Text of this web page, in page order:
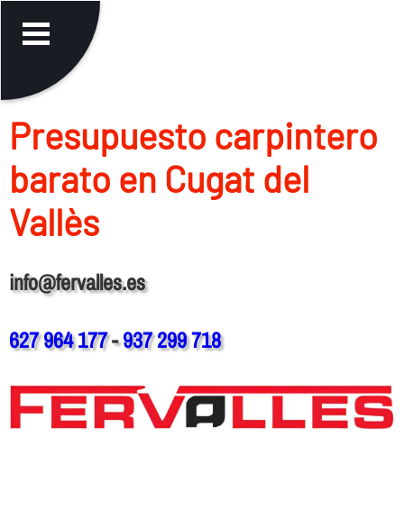
Presupuesto carpintero
barato en Cugat del
Vallès
info@fervalles.es
627 964 177-937 299 718